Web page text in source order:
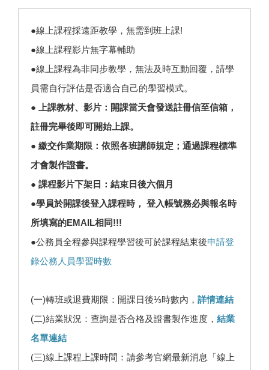
●線上課程採遠距教學，無需到班上課!
●線上課程影片無字幕輔助
●線上課程為非同步教學，無法及時互動回覆，請學
員需自行評估是否適合自己的學習模式。
● 上課教材、影片：開課當天會發送註冊信至信箱，
註冊完畢後即可開始上課。
● 繳交作業期限：依照各班講師規定；通過課程標準
才會製作證書。
● 課程影片下架日：結束日後六個月
●學員於開課後登入課程時， 登入帳號務必與報名時
所填寫的EMAIL相同!!!
●公務員全程參與課程學習後可於課程結束後申請登
錄公務人員學習時數
(一)轉班或退費期限：開課日後⅓時數內， 詳情連結
(二)結業狀況：查詢是否合格及證書製作進度， 結業
名單連結
(三)線上課程上課時間：請參考官網最新消息「線上